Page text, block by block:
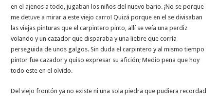
en el ajenos a todo, jugaban los niños del nuevo bario. ¡No se porque
me detuve a mirar a este viejo carro! Quizá porque en el se divisaban
las viejas pinturas que el carpintero pinto, allí se veía una perdiz
volando y un cazador que disparaba y una liebre que corría
perseguida de unos galgos. Sin duda el carpintero y al mismo tiempo
pintor fue cazador y quiso expresar su afición; Medio pena que hoy
todo este en el olvido.
Del viejo frontón ya no existe ni una sola piedra que pudiera recordad